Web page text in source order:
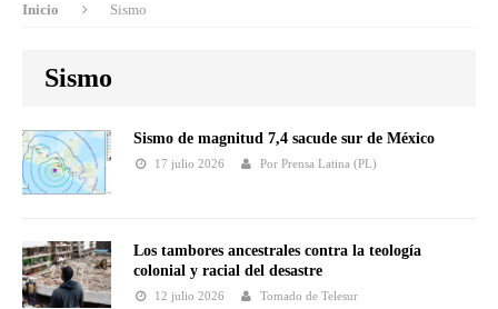
Inicio Sismo
Sismo
Sismo de magnitud 7,4 sacude sur de México
17 julio 2026 Por Prensa Latina (PL)
Los tambores ancestrales contra la teología
colonial y racial del desastre
12 julio 2026 Tomado de Telesur